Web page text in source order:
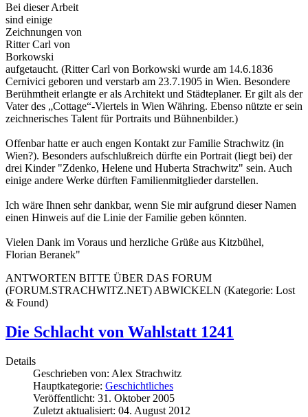
Bei dieser Arbeit
sind einige
Zeichnungen von
Ritter Carl von
Borkowski
aufgetaucht. (Ritter Carl von Borkowski wurde am 14.6.1836
Cernivici geboren und verstarb am 23.7.1905 in Wien. Besondere
Berühmtheit erlangte er als Architekt und Städteplaner. Er gilt als der
Vater des „Cottage“-Viertels in Wien Währing. Ebenso nützte er sein
zeichnerisches Talent für Portraits und Bühnenbilder.)
Offenbar hatte er auch engen Kontakt zur Familie Strachwitz (in
Wien?). Besonders aufschlußreich dürfte ein Portrait (liegt bei) der
drei Kinder "Zdenko, Helene und Huberta Strachwitz" sein. Auch
einige andere Werke dürften Familienmitglieder darstellen.
Ich wäre Ihnen sehr dankbar, wenn Sie mir aufgrund dieser Namen
einen Hinweis auf die Linie der Familie geben könnten.
Vielen Dank im Voraus und herzliche Grüße aus Kitzbühel,
Florian Beranek"
ANTWORTEN BITTE ÜBER DAS FORUM
(FORUM.STRACHWITZ.NET) ABWICKELN (Kategorie: Lost
& Found)
Die Schlacht von Wahlstatt 1241
Details
Geschrieben von: Alex Strachwitz
Hauptkategorie: Geschichtliches
Veröffentlicht: 31. Oktober 2005
Zuletzt aktualisiert: 04. August 2012